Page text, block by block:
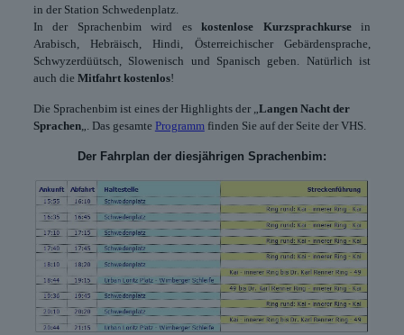
in der Station Schwedenplatz.
In der Sprachenbim wird eskostenlose Kurzsprachkursein
Arabisch, Hebräisch, Hindi, Österreichischer Gebärdensprache,
Schwyzerdüütsch, Slowenisch und Spanisch geben. Natürlich ist
auch die Mitfahrt kostenlos!
Die Sprachenbim ist eines der Highlights der „ Langen Nacht der
Sprachen„. Das gesamte Programm finden Sie auf der Seite der VHS.
Der Fahrplan der diesjährigen Sprachenbim: